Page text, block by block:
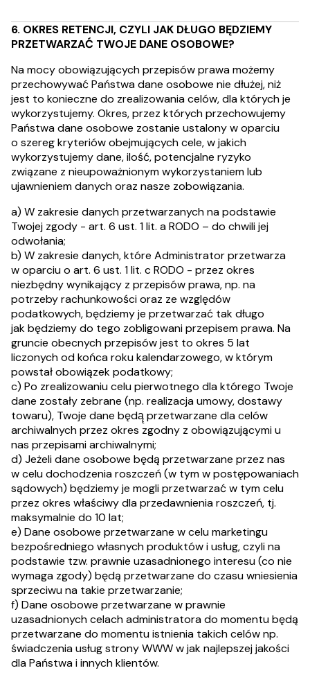
6. OKRES RETENCJI, CZYLI JAK DŁUGO BĘDZIEMY
PRZETWARZAĆ TWOJE DANE OSOBOWE?
Na mocy obowiązujących przepisów prawa możemy
przechowywać Państwa dane osobowe nie dłużej, niż
jest to konieczne do zrealizowania celów, dla których je
wykorzystujemy. Okres, przez których przechowujemy
Państwa dane osobowe zostanie ustalony w oparciu
o szereg kryteriów obejmujących cele, w jakich
wykorzystujemy dane, ilość, potencjalne ryzyko
związane z nieupoważnionym wykorzystaniem lub
ujawnieniem danych oraz nasze zobowiązania.
a) W zakresie danych przetwarzanych na podstawie
Twojej zgody - art. 6 ust. 1 lit. a RODO – do chwili jej
odwołania;
b) W zakresie danych, które Administrator przetwarza
w oparciu o art. 6 ust. 1 lit. c RODO - przez okres
niezbędny wynikający z przepisów prawa, np. na
potrzeby rachunkowości oraz ze względów
podatkowych, będziemy je przetwarzać tak długo
jak będziemy do tego zobligowani przepisem prawa. Na
gruncie obecnych przepisów jest to okres 5 lat
liczonych od końca roku kalendarzowego, w którym
powstał obowiązek podatkowy;
c) Po zrealizowaniu celu pierwotnego dla którego Twoje
dane zostały zebrane (np. realizacja umowy, dostawy
towaru), Twoje dane będą̨ przetwarzane dla celów
archiwalnych przez okres zgodny z obowiązującymi u
nas przepisami archiwalnymi;
d) Jeżeli dane osobowe będą przetwarzane przez nas
w celu dochodzenia roszczeń (w tym w postępowaniach
sądowych) będziemy je mogli przetwarzać w tym celu
przez okres właściwy dla przedawnienia roszczeń, tj.
maksymalnie do 10 lat;
e) Dane osobowe przetwarzane w celu marketingu
bezpośredniego własnych produktów i usług, czyli na
podstawie tzw. prawnie uzasadnionego interesu (co nie
wymaga zgody) będą przetwarzane do czasu wniesienia
sprzeciwu na takie przetwarzanie;
f) Dane osobowe przetwarzane w prawnie
uzasadnionych celach administratora do momentu będą
przetwarzane do momentu istnienia takich celów np.
świadczenia usług strony WWW w jak najlepszej jakości
dla Państwa i innych klientów.